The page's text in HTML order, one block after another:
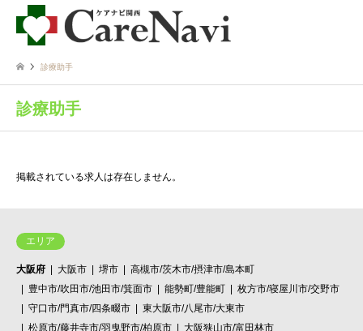
診療助手
診療助手
掲載されている求人は存在しません。
エリア
大阪府 大阪市 堺市
高槻市/茨木市/摂津市/島本町
豊中市/吹田市/池田市/箕面市
能勢町/豊能町
枚方市/寝屋川市/交野市
守口市/門真市/四条畷市
東大阪市/八尾市/大東市
松原市/藤井寺市/羽曳野市/柏原市
大阪狭山市/富田林市